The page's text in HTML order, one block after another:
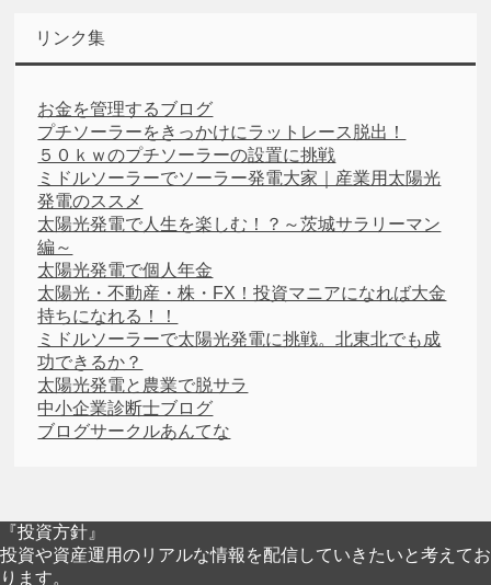
リンク集
お金を管理するブログ
プチソーラーをきっかけにラットレース脱出！
５０ｋｗのプチソーラーの設置に挑戦
ミドルソーラーでソーラー発電大家｜産業用太陽光
発電のススメ
太陽光発電で人生を楽しむ！？～茨城サラリーマン
編～
太陽光発電で個人年金
太陽光・不動産・株・FX！投資マニアになれば大金
持ちになれる！！
ミドルソーラーで太陽光発電に挑戦。北東北でも成
功できるか？
太陽光発電と農業で脱サラ
中小企業診断士ブログ
ブログサークルあんてな
『投資方針』
投資や資産運用のリアルな情報を配信していきたいと考えてお
ります。